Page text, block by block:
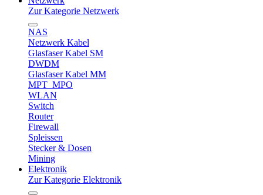
Zur Kategorie Netzwerk
NAS
Netzwerk Kabel
Glasfaser Kabel SM
DWDM
Glasfaser Kabel MM
MPT_MPO
WLAN
Switch
Router
Firewall
Spleissen
Stecker & Dosen
Mining
Elektronik
Zur Kategorie Elektronik